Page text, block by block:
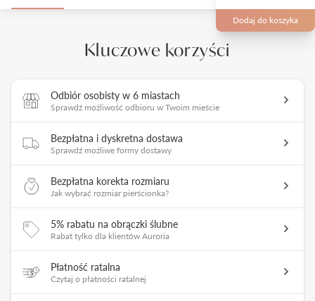
Dodaj do koszyka
Kluczowe korzyści
Odbiór osobisty w 6 miastach
Sprawdź możliwość odbioru w Twoim mieście
Bezpłatna i dyskretna dostawa
Sprawdź możliwe formy dostawy
Bezpłatna korekta rozmiaru
Jak wybrać rozmiar pierścionka?
5% rabatu na obrączki ślubne
Rabat tylko dla klientów Auroria
Płatność ratalna
Czytaj o płatności ratalnej